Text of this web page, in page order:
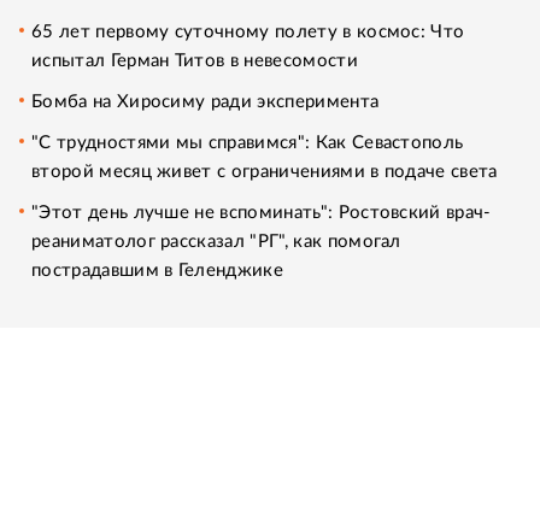
65 лет первому суточному полету в космос: Что
испытал Герман Титов в невесомости
Бомба на Хиросиму ради эксперимента
"С трудностями мы справимся": Как Севастополь
второй месяц живет с ограничениями в подаче света
"Этот день лучше не вспоминать": Ростовский врач-
реаниматолог рассказал "РГ", как помогал
пострадавшим в Геленджике